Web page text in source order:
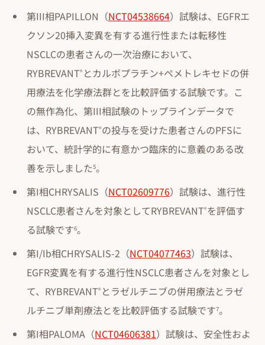
第III相PAPILLON（NCT04538664）試験は、EGFRエ
クソン20挿入変異を有する進行性または転移性
NSCLCの患者さんの一次治療において、
RYBREVANT® とカルボプラチン+ペメトレキセドの併
用療法を化学療法群とを比較評価する試験です。こ
の無作為化、第III相試験のトップラインデータで
は、RYBREVANT®の投与を受けた患者さんのPFSに
おいて、統計学的に有意かつ臨床的に意義のある改
善を示しました5。
第I相CHRYSALIS（NCT02609776）試験は、進行性
NSCLC患者さんを対象としてRYBREVANT®を評価す
る試験です6。
第I/Ib相CHRYSALIS-2（NCT04077463）試験は、
EGFR変異を有する進行性NSCLC患者さんを対象とし
て、RYBREVANT® とラゼルチニブの併用療法とラゼ
ルチニブ単剤療法とを比較評価する試験です7。
第I相PALOMA（NCT04606381）試験は、安全性およ